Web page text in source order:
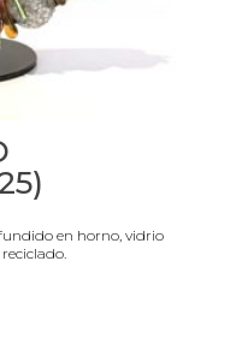
en horno, vidrio